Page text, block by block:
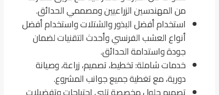
من المهندسين الزراعيين ومصممي الحدائق.
استخدام أفضل البذور والشتلات واستخدام أفضل
أنواع العشب الفرنسي وأحدث التقنيات لضمان
جودة واستدامة الحدائق.
خدمات شاملة: تخطيط، تصميم، زراعة، وصيانة
دورية، مع تغطية جميع جوانب المشروع.